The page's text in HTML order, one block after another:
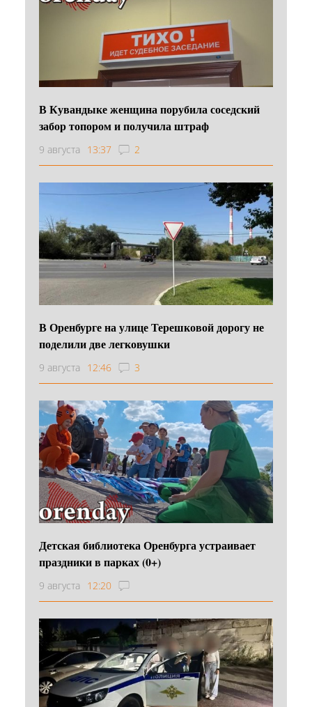
В Кувандыке женщина порубила соседский
забор топором и получила штраф
9 августа 13:37 2
В Оренбурге на улице Терешковой дорогу не
поделили две легковушки
9 августа 12:46 3
Детская библиотека Оренбурга устраивает
праздники в парках (0+)
9 августа 12:20